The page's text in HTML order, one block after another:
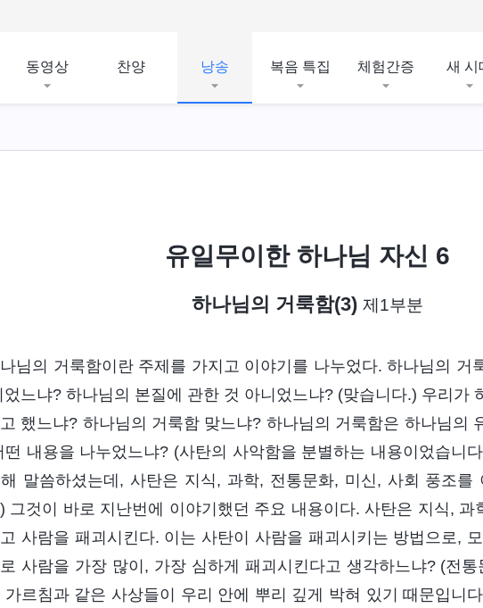
동영상 찬양 낭송 복음 특집 체험간증 새 시
유일무이한 하나님 자신 6
하나님의 거룩함(3)제1부분
님의 거룩함이란 주제를 가지고 이야기를 나누었다. 하나님의 거
느냐? 하나님의 본질에 관한 것 아니었느냐? (맞습니다.) 우리가
했느냐? 하나님의 거룩함 맞느냐? 하나님의 거룩함은 하나님의
떤 내용을 나누었느냐? (사탄의 사악함을 분별하는 내용이었습니
말씀하셨는데, 사탄은 지식, 과학, 전통문화, 미신, 사회 풍조를
그것이 바로 지난번에 이야기했던 주요 내용이다. 사탄은 지식, 과
사람을 패괴시킨다. 이는 사탄이 사람을 패괴시키는 방법으로,
사람을 가장 많이, 가장 심하게 패괴시킨다고 생각하느냐? (전
가르침과 같은 사상들이 우리 안에 뿌리 깊게 박혀 있기 때문입니